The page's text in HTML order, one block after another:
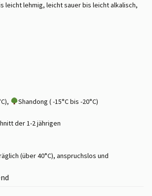
lehmig, leicht sauer bis leicht alkalisch,
Shandong ( -15°C bis -20°C)
der 1-2 jährigen
(über 40°C), anspruchslos und